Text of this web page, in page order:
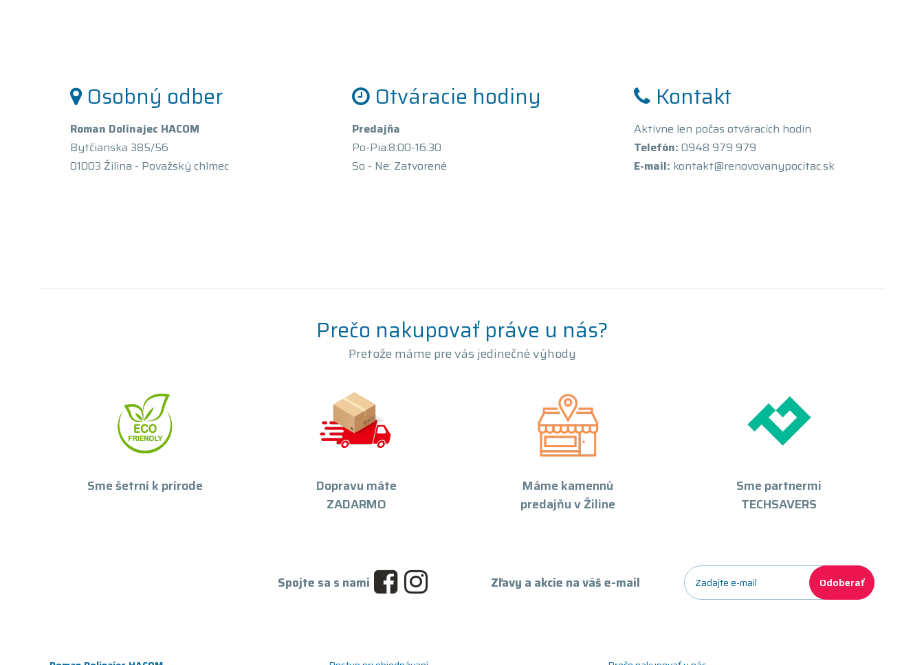
Osobný odber
Roman Dolinajec HACOM
Bytčianska 385/56
01003 Žilina - Považský chlmec
Otváracie hodiny
Predajňa
Po-Pia:8:00-16:30
So - Ne: Zatvorené
Kontakt
Aktívne len počas otváracích hodín
Telefón: 0948 979 979
E-mail: kontakt@renovovanypocitac.sk
Prečo nakupovať práve u nás?
Pretože máme pre vás jedinečné výhody
Sme šetrní k prírode
Dopravu máte
ZADARMO
Máme kamennú
predajňu v Žiline
Sme partnermi
TECHSAVERS
Spojte sa s nami Zľavy a akcie na váš e-mail Odoberať